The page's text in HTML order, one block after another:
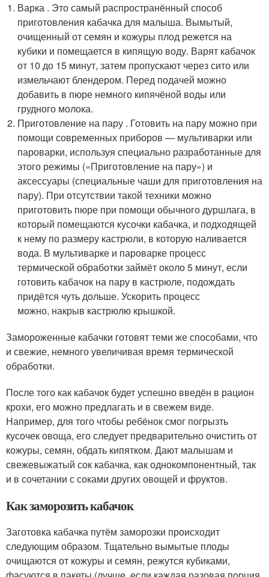
Варка . Это самый распространённый способ
приготовления кабачка для малыша. Вымытый,
очищенный от семян и кожуры плод режется на
кубики и помещается в кипящую воду. Варят кабачок
от 10 до 15 минут, затем пропускают через сито или
измельчают блендером. Перед подачей можно
добавить в пюре немного кипячёной воды или
грудного молока.
Приготовление на пару . Готовить на пару можно при
помощи современных приборов — мультиварки или
пароварки, используя специально разработанные для
этого режимы («Приготовление на пару») и
аксессуары (специальные чаши для приготовления на
пару). При отсутствии такой техники можно
приготовить пюре при помощи обычного дуршлага, в
который помещаются кусочки кабачка, и подходящей
к нему по размеру кастрюли, в которую наливается
вода. В мультиварке и пароварке процесс
термической обработки займёт около 5 минут, если
готовить кабачок на пару в кастрюле, подождать
придётся чуть дольше. Ускорить процесс
можно, накрыв кастрюлю крышкой.
Замороженные кабачки готовят теми же способами, что
и свежие, немного увеличивая время термической
обработки.
После того как кабачок будет успешно введён в рацион
крохи, его можно предлагать и в свежем виде.
Например, для того чтобы ребёнок смог погрызть
кусочек овоща, его следует предварительно очистить от
кожуры, семян, обдать кипятком. Дают малышам и
свежевыжатый сок кабачка, как однокомпонентный, так
и в сочетании с соками других овощей и фруктов.
Как заморозить кабачок
Заготовка кабачка путём заморозки происходит
следующим образом. Тщательно вымытые плоды
очищаются от кожуры и семян, режутся кубиками,